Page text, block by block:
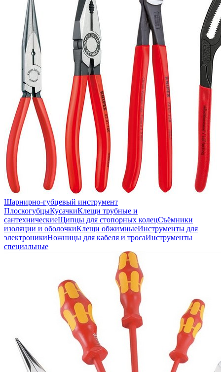
Шарнирно-губцевый инструмент
ПлоскогубцыКусачкиКлещи трубные и
сантехническиеЩипцы для стопорных колецСъёмники
изоляции и оболочкиКлещи обжимныеИнструменты для
электроникиНожницы для кабеля и тросаИнструменты
специальные